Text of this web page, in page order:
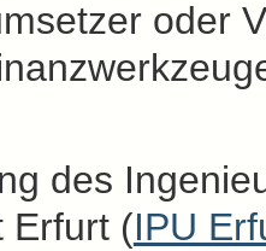
oder
des
Erfurt (IPU